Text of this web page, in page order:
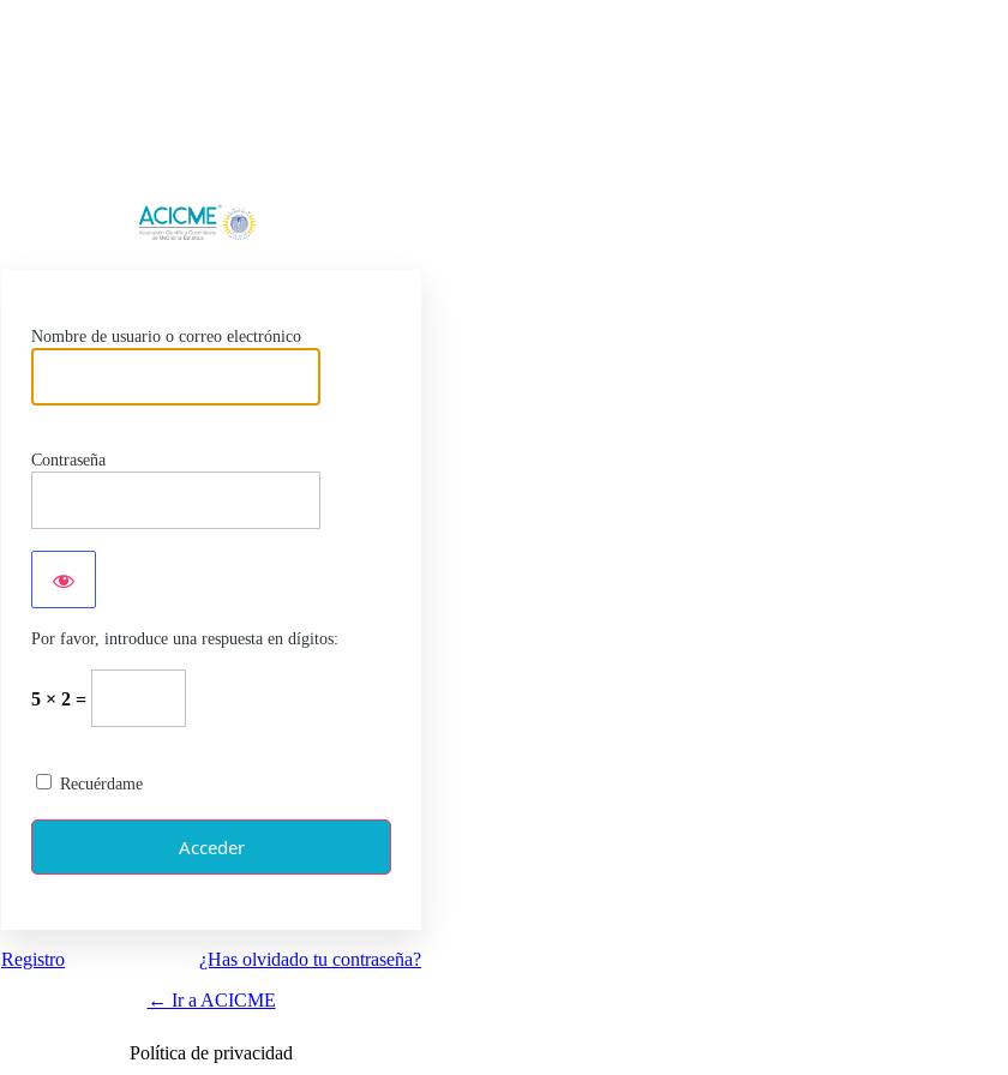
Nombre de usuario o correo electrónico
Contraseña
Por favor, introduce una respuesta en dígitos:
5 × 2 =
Recuérdame
Registro
¿Has olvidado tu contraseña?
← Ir a ACICME
Política de privacidad